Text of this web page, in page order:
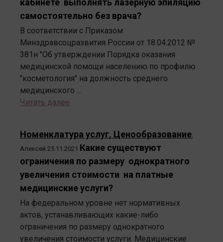
самостоятельно без врача?
В соответствии с Приказом
Минздравсоцразвития России от 18.04.2012 №
381н "Об утверждении Порядка оказания
медицинской помощи населению по профилю
"косметология" на должность среднего
медицинского ...
Читать далее
Номенклатура услуг, Ценообразование
Алексей 25.11.2021 Какие существуют
ограничения по размеру однократного
увеличения стоимости на платные
медицинские услуги?
На федеральном уровне нет нормативных
актов, устанавливающих какие-либо
ограничения по размеру однократного
увеличения стоимости услуги. Медицинские